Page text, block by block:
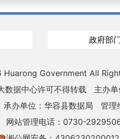
政府部
Huarong Government All
数据中心许可不得转载
主办
承办单位：华容县数据局
管理
网站管理电话：0730-